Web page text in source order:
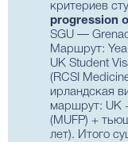
критериев
progression
SGU —
Маршрут:
UK Student
(RCSI
ирландская
маршрут: UK
(MUFP) +
лет). Итого